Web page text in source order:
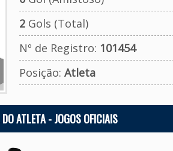
2Gols (Total)
Nº de Registro: 101454
Posição: Atleta
DO ATLETA - JOGOS OFICIAIS